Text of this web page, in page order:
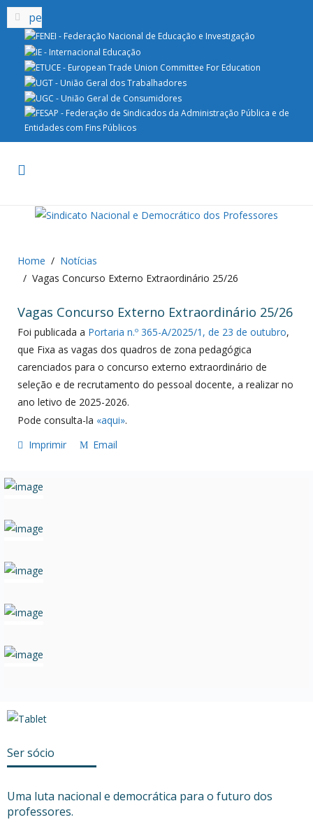
Home
Notícias
Vagas Concurso Externo Extraordinário 25/26
Vagas Concurso Externo Extraordinário 25/26
Foi publicada a Portaria n.º 365-A/2025/1, de 23 de outubro,
que Fixa as vagas dos quadros de zona pedagógica
carenciados para o concurso externo extraordinário de
seleção e de recrutamento do pessoal docente, a realizar no
ano letivo de 2025-2026.
Pode consulta-la «aqui».
Imprimir
Email
Ser sócio
Uma luta nacional e democrática para o futuro dos
professores.